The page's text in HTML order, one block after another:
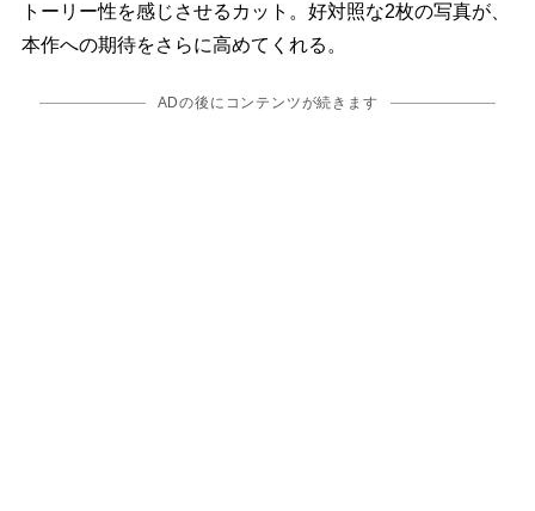
トーリー性を感じさせるカット。好対照な2枚の写真が、
本作への期待をさらに高めてくれる。
ADの後にコンテンツが続きます